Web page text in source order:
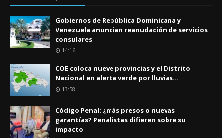
Gobiernos de República Dominicana y
Venezuela anuncian reanudación de servicios
consulares
14:16
COE coloca nueve provincias y el Distrito
Nacional en alerta verde por lluvias...
13:58
Código Penal: ¿más presos o nuevas
garantías? Penalistas difieren sobre su
impacto